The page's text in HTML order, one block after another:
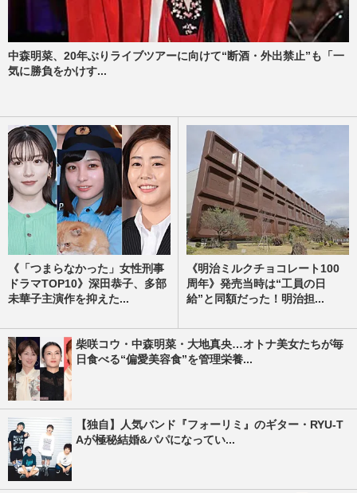
中森明菜、20年ぶりライブツアーに向けて“断酒・外出禁止”も「一
気に勝負をかけす...
《「つまらなかった」女性刑事
ドラマTOP10》深田恭子、多部
未華子主演作を抑えた...
《明治ミルクチョコレート100
周年》発売当時は“工員の日
給”と同額だった！明治担...
柴咲コウ・中森明菜・大地真央…オトナ美女たちが毎
日食べる“偏愛美容食”を管理栄養...
【独自】人気バンド『フォーリミ』のギター・RYU-T
Aが極秘結婚&パパになってい...